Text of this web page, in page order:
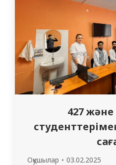
427 және
Оқушылар 03.02.2025